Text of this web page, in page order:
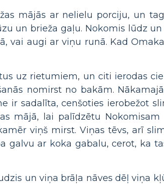
mājās ar nelielu porciju, un
un brieža gaļu. Nokomis lūdz
vai augi ar viņu runā. Kad
uz rietumiem, un citi ierodas
nomirst no bakām.
ir sadalīta, cenšoties ierobežot
mājā, lai palīdzētu
viņš mirst. Viņas tēvs, arī
galvu ar koka gabalu, cerot, ka
un viņa brāļa nāves dēļ viņa